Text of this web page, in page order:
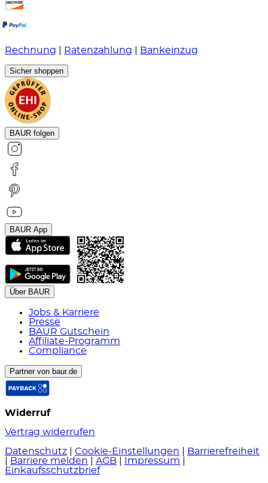
Rechnung Ratenzahlung Bankeinzug
Sicher shoppen
BAUR folgen
BAUR App
Über BAUR
Jobs & Karriere
Presse
BAUR Gutschein
Affiliate-Programm
Compliance
Partner von baur.de
Widerruf
Vertrag widerrufen
Datenschutz
Cookie-Einstellungen
Barrierefreiheit
Barriere melden AGB Impressum
Einkaufsschutzbrief